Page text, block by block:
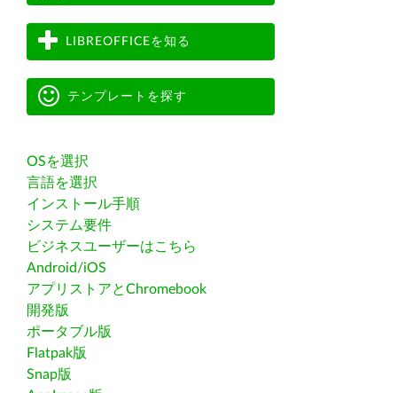
LIBREOFFICEを知る
テンプレートを探す
OSを選択
言語を選択
インストール手順
システム要件
ビジネスユーザーはこちら
Android/iOS
アプリストアとChromebook
開発版
ポータブル版
Flatpak版
Snap版